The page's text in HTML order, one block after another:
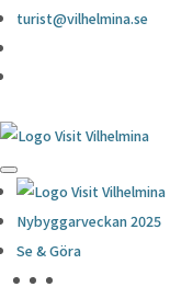
turist@vilhelmina.se
Nybyggarveckan 2025
Se & Göra